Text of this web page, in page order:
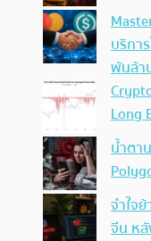
บริกา
พันล้า
Long
น้ำตา
จำใจ
จีน หลั